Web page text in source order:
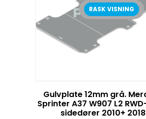
RASK VISNING
Gulvplate 12mm grå.
Sprinter A37 W907 L2
sidedører 2010+